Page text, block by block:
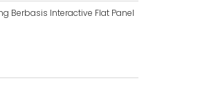
Berbasis Interactive Flat Panel